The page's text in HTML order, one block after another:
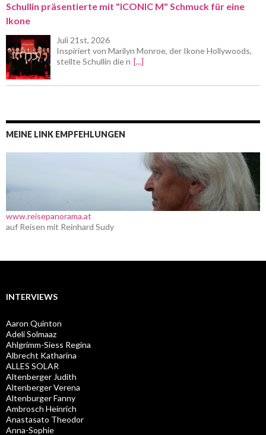
Schullin präsentierte mit "ICONIC M" Schmuck für eine
Ikone
Juli 21st, 2026
Inspiriert von Marilyn Monroe, der Ikone Hollywoods,
stellte Schullin die n [...]
MEINE LINK EMPFEHLUNGEN
www.reisepanorama.at
auf Reisen mit Reinhard Sudy
INTERVIEWS
Aaron Quinton
Adeli Solmaaz
Ahlgrimm-Siess Regina
Albrecht Katharina
ALLES SOLAR
Altenberger Judith
Altenberger Verena
Altenburger Fanny
Ambrosch Heinrich
Anastasato Theodor
Anna-Sophie